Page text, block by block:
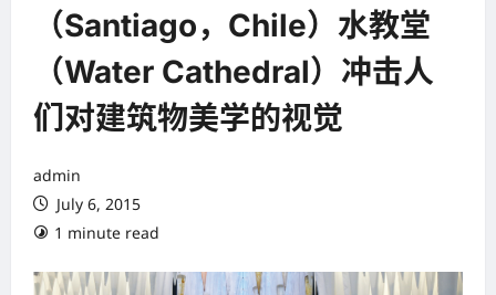
（Santiago，Chile）水教堂
（Water Cathedral）冲击人
们对建筑物美学的视觉
admin
July 6, 2015
1 minute read